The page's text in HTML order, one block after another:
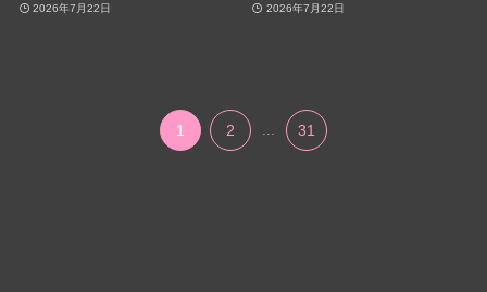
2026年7月22日 2026年7月22日
1 2 ... 31